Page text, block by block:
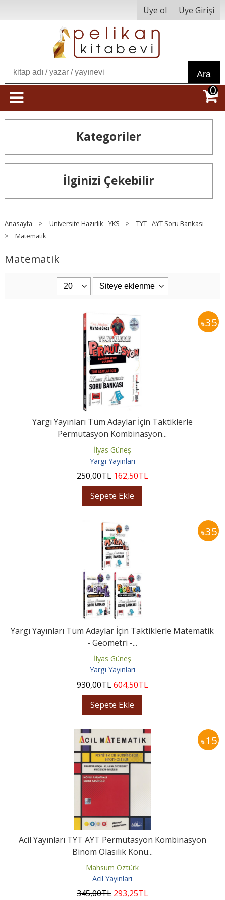
Üye ol Üye Girişi
Ara
0
Kategoriler
İlginizi Çekebilir
Anasayfa > Üniversite Hazırlık - YKS >
TYT - AYT Soru Bankası
>
Matematik
Matematik
%35
Yargı Yayınları Tüm Adaylar İçin Taktiklerle
Permütasyon Kombinasyon...
İlyas Güneş
Yargı Yayınları
250,00TL 162,50TL
Sepete Ekle
%35
Yargı Yayınları Tüm Adaylar İçin Taktiklerle Matematik
- Geometri -...
İlyas Güneş
Yargı Yayınları
930,00TL604,50TL
Sepete Ekle
%15
Acil Yayınları TYT AYT Permütasyon Kombinasyon
Binom Olasılık Konu...
Mahsum Öztürk
Acil Yayınları
345,00TL 293,25TL